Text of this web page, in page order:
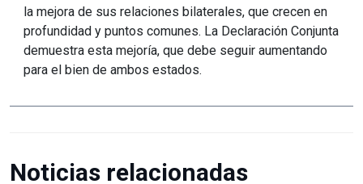
la mejora de sus relaciones bilaterales, que crecen en
profundidad y puntos comunes. La Declaración Conjunta
demuestra esta mejoría, que debe seguir aumentando
para el bien de ambos estados.
Noticias relacionadas